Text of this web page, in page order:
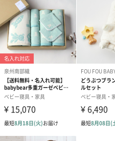
ニ）】。
ちょこんとアニマルがくっつい
お昼寝用やぬいぐるみのかわり
肌触りのとっても気持ちいいので
デリケートな赤ちゃんの肌にも
毎日のお出かけをもっと楽